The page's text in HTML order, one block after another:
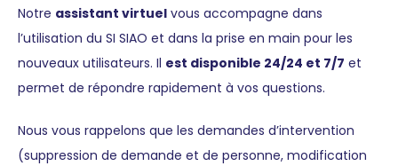
Notre assistant virtuel vous accompagne dans
l’utilisation du SI SIAO et dans la prise en main pour les
nouveaux utilisateurs. Il est disponible 24/24 et 7/7 et
permet de répondre rapidement à vos questions.
Nous vous rappelons que les demandes d’intervention
(suppression de demande et de personne, modification